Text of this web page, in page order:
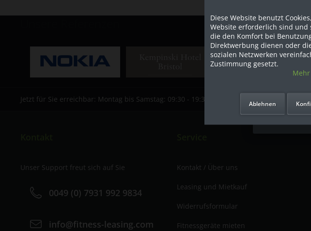
Jetzt für Sie erreichbar: Montag bis Samstag: 09:30 - 19:30 Uhr
Unser Support freut sich auf Sie
0049 (0) 7931 992 9834
info@fitness-leasing.com
Kontakt / Über uns
Leasing und Mietkauf
Widerrufsformular
Fitnessgeräte mieten
Diese Website benutzt
Website erforderlich sind und
die den Komfort bei
Direktwerbung dienen oder
sozialen Netzwerken
Zustimmung gesetzt.
Ablehnen
Dies ist ein
werden in
Ja